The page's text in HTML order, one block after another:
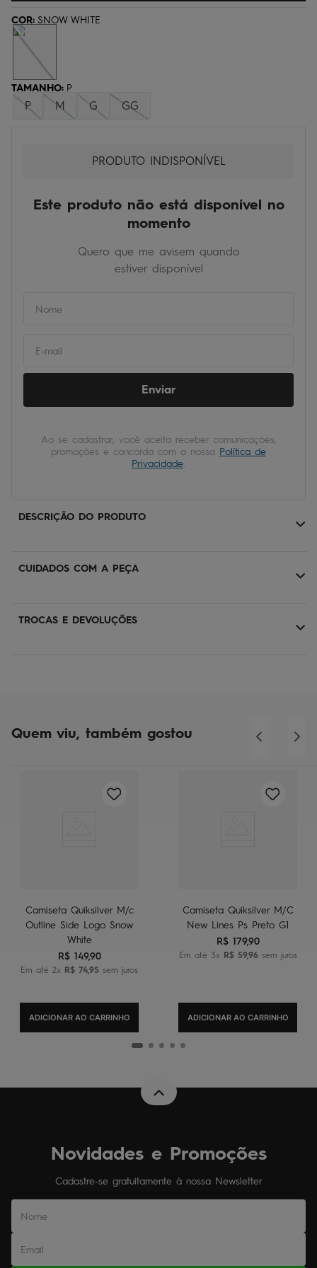
COR: SNOW WHITE
TAMANHO: P
P M G GG
PRODUTO INDISPONÍVEL
Este produto não está disponível no
momento
Quero que me avisem quando
estiver disponível
Enviar
Ao se cadastrar, você aceita receber comunicações,
promoções e concorda com a nossa Política de
Privacidade.
DESCRIÇÃO DO PRODUTO
CUIDADOS COM A PEÇA
TROCAS E DEVOLUÇÕES
Quem viu, também gostou
Camiseta Quiksilver M/c
Outline Side Logo Snow
White
R$ 149,90
Em até 2x R$ 74,95 sem juros
ADICIONAR AO CARRINHO
Camiseta Quiksilver M/C
New Lines Ps Preto G1
R$ 179,90
Em até 3x R$ 59,96sem juros
ADICIONAR AO CARRINHO
Novidades e Promoções
Cadastre-se gratuitamente à nossa Newsletter
5º bermuda
7º
8º boardshort
9º chinelo